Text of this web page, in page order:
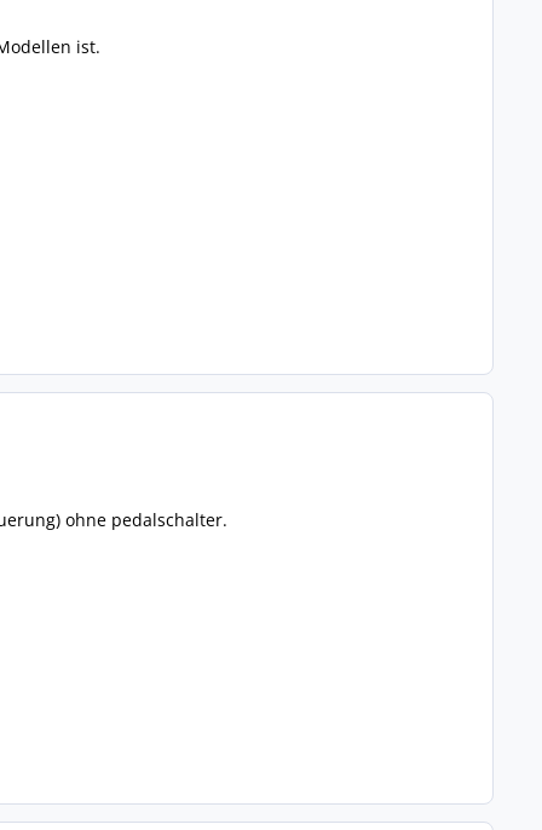
ist.
ohne pedalschalter.